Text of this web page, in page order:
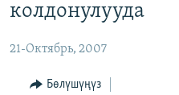
МАДАНИЯТ
ТВ ПРОГРАММАЛАР
БҮГҮН АЗАТТЫКТА
ПОДКАСТ
колдонулууда
21-Октябрь, 2007
Бөлүшүңүз